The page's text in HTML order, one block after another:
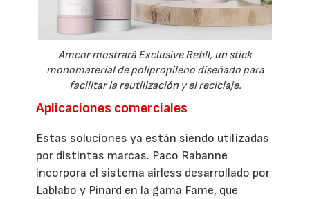
Amcor mostrará Exclusive Refill, un stick
monomaterial de polipropileno diseñado para
facilitar la reutilización y el reciclaje.
Aplicaciones comerciales
Estas soluciones ya están siendo utilizadas
por distintas marcas. Paco Rabanne
incorpora el sistema airless desarrollado por
Lablabo y Pinard en la gama Fame, que